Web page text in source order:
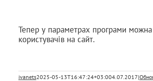
Тепер у параметрах програми можна
користувачів на сайт.
ivanets2025-05-13T16:47:24+03:004.07.2017|